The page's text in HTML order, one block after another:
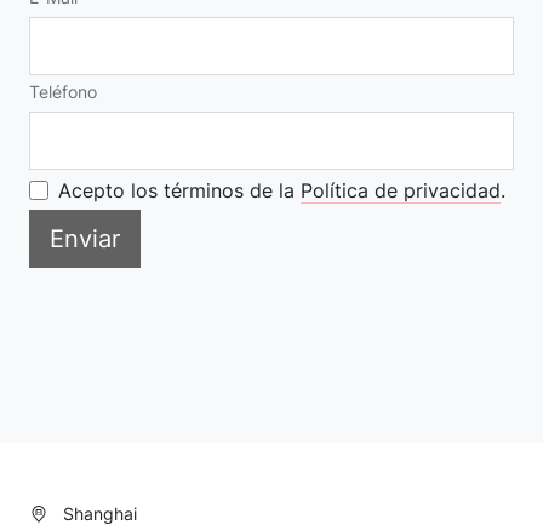
Teléfono
Acepto los términos de la Política de privacidad.
Enviar
Shanghai